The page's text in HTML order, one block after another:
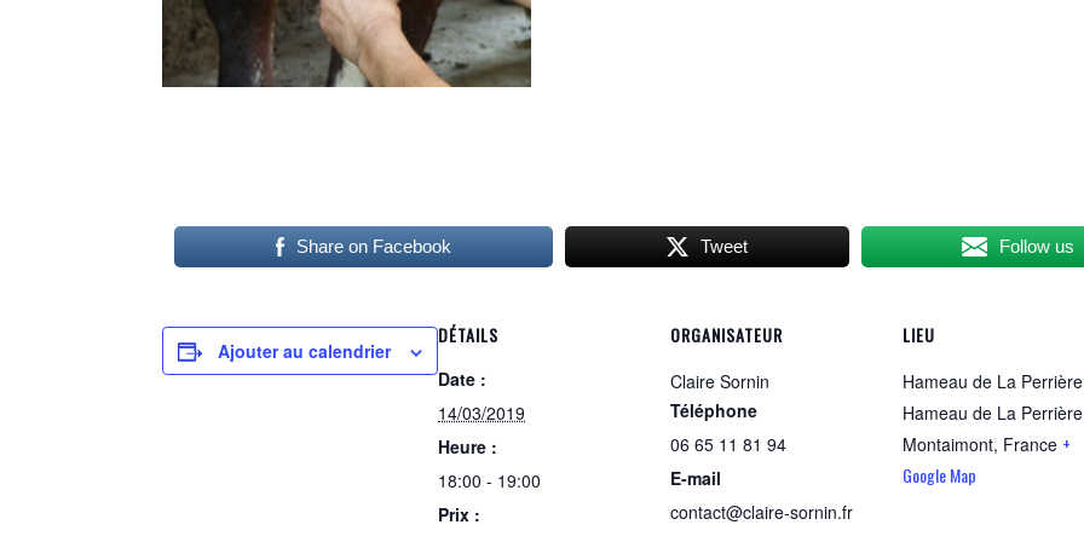
Share on Facebook Tweet Follow us
Ajouter au calendrier
DÉTAILS
Date :
14/03/2019
Heure :
18:00 - 19:00
Prix :
ORGANISATEUR
Claire Sornin
Téléphone
06 65 11 81 94
E-mail
contact@claire-sornin.fr
LIEU
Hameau de La Perrière
Hameau de La Perrière
Montaimont, France +
Google Map